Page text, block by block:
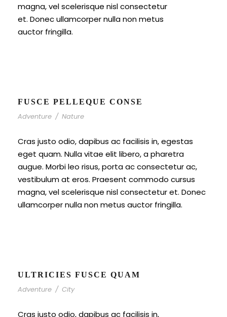
magna, vel scelerisque nisl consectetur
et. Donec ullamcorper nulla non metus
auctor fringilla.
FUSCE PELLEQUE CONSE
Adventure / Nature
Cras justo odio, dapibus ac facilisis in, egestas
eget quam. Nulla vitae elit libero, a pharetra
augue. Morbi leo risus, porta ac consectetur ac,
vestibulum at eros. Praesent commodo cursus
magna, vel scelerisque nisl consectetur et. Donec
ullamcorper nulla non metus auctor fringilla.
ULTRICIES FUSCE QUAM
Adventure / City
Cras justo odio, dapibus ac facilisis in,